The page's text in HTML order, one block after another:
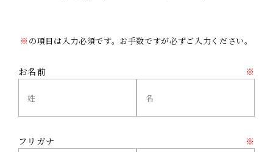
※の項目は入力必須です。お手数ですが必ずご入力ください。
お名前 ※
フリガナ ※